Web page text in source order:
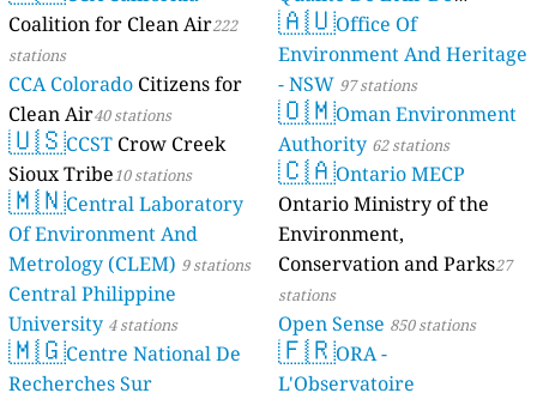
Coalition for Clean Air222
stations
CCA Colorado Citizens for
Clean Air40 stations
🇺🇸CCST Crow Creek
Sioux Tribe10 stations
🇲🇳Central Laboratory
Of Environment And
Metrology (CLEM) 9 stations
Central Philippine
University 4 stations
🇲🇬Centre National De
Recherches Sur
Mayotte 4 stations
🇦🇺Office Of
Environment And Heritage
- NSW 97 stations
🇴🇲Oman Environment
Authority 62 stations
🇨🇦Ontario MECP
Ontario Ministry of the
Environment,
Conservation and Parks27
stations
Open Sense 850 stations
🇫🇷ORA -
L'Observatoire